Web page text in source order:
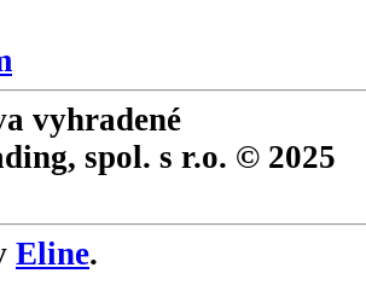
vyhradené
spol. s r.o. © 2025
Eline.